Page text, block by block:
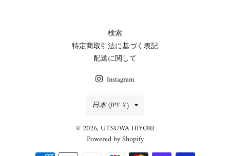
検索
特定商取引法に基づく表記
配送に関して
Instagram
国/
地
域
日本 (JPY ¥)
© 2026, UTSUWA HIYORI
Powered by Shopify